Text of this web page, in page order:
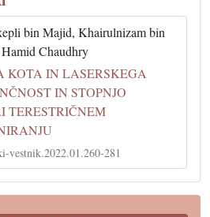
bin Majid, Khairulnizam bin
Chaudhry
KOTA IN LASERSKEGA
IN STOPNJO
TERESTRIČNEM
vestnik.2022.01.260-281